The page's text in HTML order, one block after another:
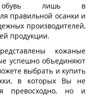
обувь лишь в
правильной осанки и
производителей,
продукции.
кожаные
успешно объединяют
выбрать и купить
в которых Вы не
превосходно, но и